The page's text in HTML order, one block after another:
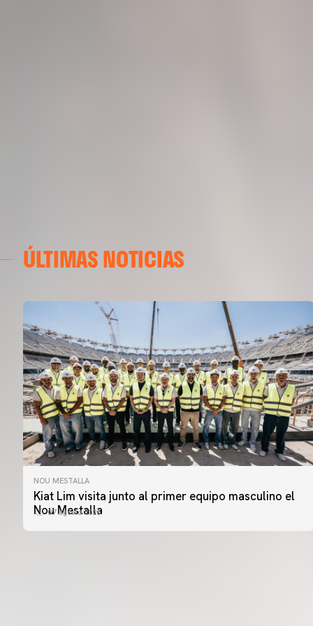
ÚLTIMAS NOTICIAS
NOU MESTALLA
Kiat Lim visita junto al primer equipo masculino el
Nou Mestalla
07 agosto 2026
PRIMER EQUIPO
ENTRENAMIENTO DEL VALENCIA CF 7/8/2026